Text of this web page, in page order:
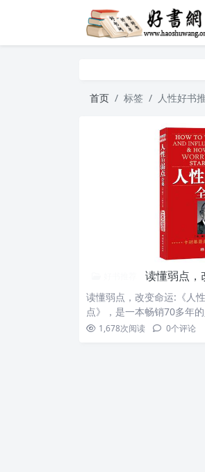
首页 标签 人性好书
读懂弱点，
读懂弱点，改变命运:《人
点》，是一本畅销70多年
由20世纪美…
1,678次阅读 0个评论